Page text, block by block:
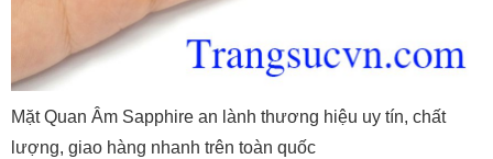
Mặt Quan Âm Sapphire an lành thương hiệu uy tín, chất
lượng, giao hàng nhanh trên toàn quốc